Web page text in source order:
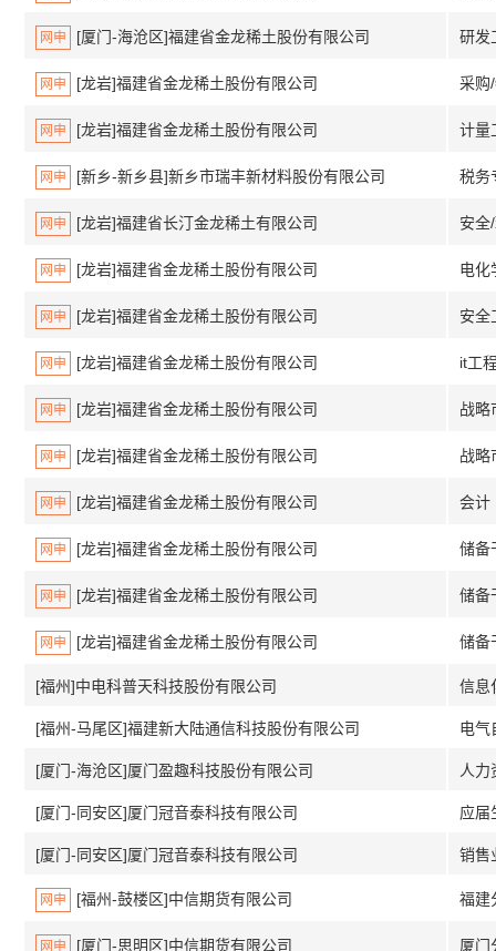
网申 [厦门-海沧区]福建省金龙稀土股份有限公司 研发
网申 [龙岩]福建省金龙稀土股份有限公司 采购
网申 [龙岩]福建省金龙稀土股份有限公司 计量
网申 [新乡-新乡县]新乡市瑞丰新材料股份有限公司 税务
网申 [龙岩]福建省长汀金龙稀土有限公司 安全
网申 [龙岩]福建省金龙稀土股份有限公司 电化
网申 [龙岩]福建省金龙稀土股份有限公司 安全
网申 [龙岩]福建省金龙稀土股份有限公司 it工
网申 [龙岩]福建省金龙稀土股份有限公司 战略
网申 [龙岩]福建省金龙稀土股份有限公司 战略
网申 [龙岩]福建省金龙稀土股份有限公司 会计
网申 [龙岩]福建省金龙稀土股份有限公司 储备
网申 [龙岩]福建省金龙稀土股份有限公司 储备
网申 [龙岩]福建省金龙稀土股份有限公司 储备
[福州]中电科普天科技股份有限公司 信息
[福州-马尾区]福建新大陆通信科技股份有限公司 电气
[厦门-海沧区]厦门盈趣科技股份有限公司 人力
[厦门-同安区]厦门冠音泰科技有限公司 应届
[厦门-同安区]厦门冠音泰科技有限公司 销售
网申 [福州-鼓楼区]中信期货有限公司 福建
网申 [厦门-思明区]中信期货有限公司 厦门